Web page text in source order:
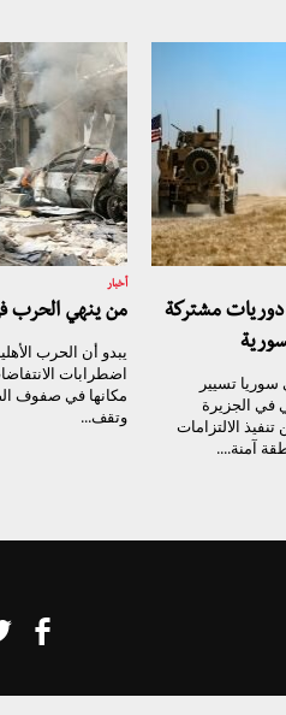
دوريات مشتركة
سوريا تسيير
في الجزيرة
الالتزامات
آمنة....
أخبار
من ينهي الحرب
يبدو أن الحرب
مكانها في صفوف
وتقف...